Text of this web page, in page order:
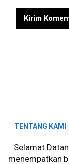
TENTANG KAMI
Selamat
menempatkan